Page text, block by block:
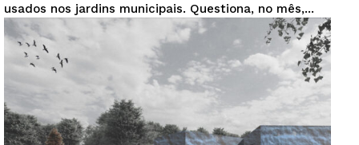
usados nos jardins municipais. Questiona, no mês,...